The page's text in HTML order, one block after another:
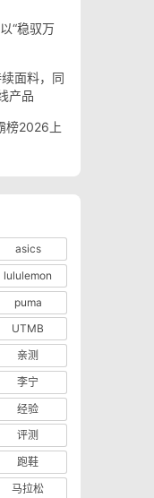
“稳驭万
面料，同
产品
榜2026上
asics
lululemon
puma
UTMB
亲测
李宁
经验
评测
跑鞋
马拉松